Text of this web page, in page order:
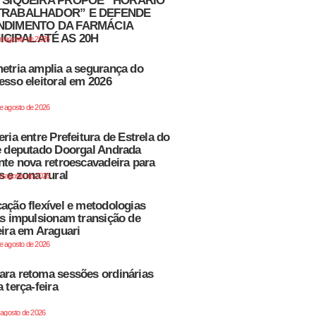
E DEFENDE
DA FARMÁCIA
ATÉ AS 20H
agosto de 2026
amplia a segurança do
eleitoral em 2026
agosto de 2026
entre Prefeitura de Estrela do
deputado Doorgal Andrada
nova retroescavadeira para
e zona rural
agosto de 2026
flexível e metodologias
impulsionam transição de
em Araguari
agosto de 2026
retoma sessões ordinárias
terça-feira
de 2026